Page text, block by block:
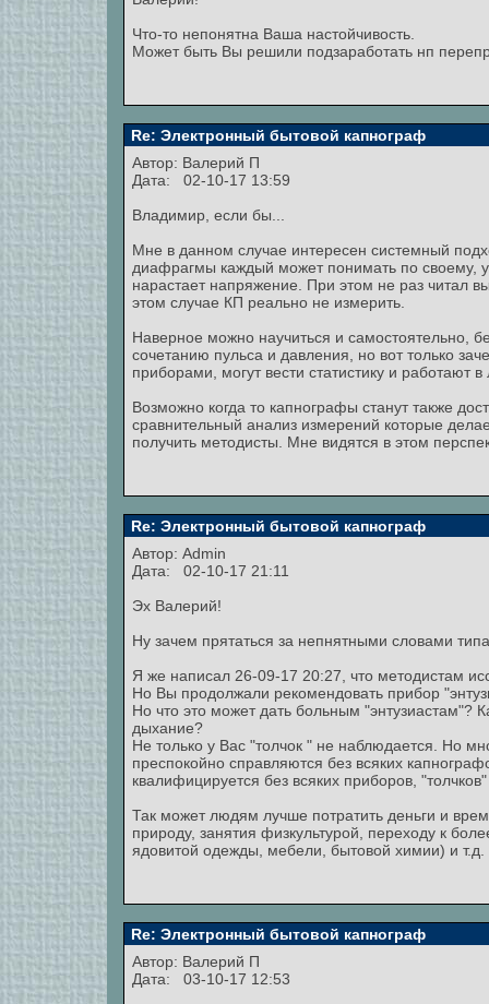
Что-то непонятна Ваша настойчивость.
Может быть Вы решили подзаработать нп
Re: Электронный бытовой капнограф
Автор: Валерий П
Дата: 02-10-17 13:59
Владимир, если бы...
Мне в данном случае интересен системный
диафрагмы каждый может понимать по своему,
нарастает напряжение. При этом не раз читал
этом случае КП реально не измерить.
Наверное можно научиться и самостоятельно,
сочетанию пульса и давления, но вот только
приборами, могут вести статистику и работают
Возможно когда то капнографы станут также
сравнительный анализ измерений которые
получить методисты. Мне видятся в этом
Re: Электронный бытовой капнограф
Автор: Admin
Дата: 02-10-17 21:11
Эх Валерий!
Ну зачем прятаться за непнятными словами
Я же написал 26-09-17 20:27, что методистам
Но Вы продолжали рекомендовать прибор
Но что это может дать больным "энтузиастам"?
дыхание?
Не только у Вас "толчок " не наблюдается. Но
преспокойно справляются без всяких
квалифицируется без всяких приборов,
Так может людям лучше потратить деньги и
природу, занятия физкультурой, переходу к
ядовитой одежды, мебели, бытовой химии) и т.д.
Re: Электронный бытовой капнограф
Автор: Валерий П
Дата: 03-10-17 12:53